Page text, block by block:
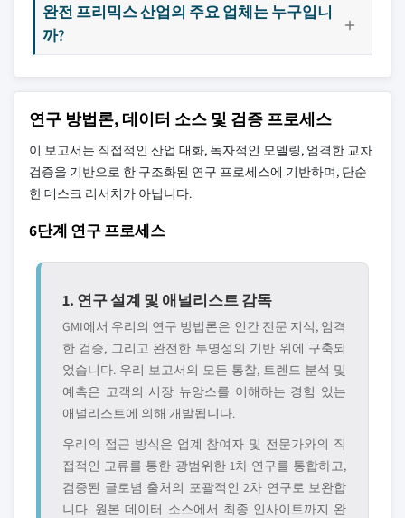
완전 프리믹스 산업의 주요 업체는 누구입니
까?
연구 방법론, 데이터 소스 및 검증 프로세스
이 보고서는 직접적인 산업 대화, 독자적인 모델링, 엄격한 교차
검증을 기반으로 한 구조화된 연구 프로세스에 기반하며, 단순
한 데스크 리서치가 아닙니다.
6단계 연구 프로세스
1. 연구 설계 및 애널리스트 감독
GMI에서 우리의 연구 방법론은 인간 전문 지식, 엄격
한 검증, 그리고 완전한 투명성의 기반 위에 구축되
었습니다. 우리 보고서의 모든 통찰, 트렌드 분석 및
예측은 고객의 시장 뉴앙스를 이해하는 경험 있는
애널리스트에 의해 개발됩니다.
우리의 접근 방식은 업계 참여자 및 전문가와의 직
접적인 교류를 통한 광범위한 1차 연구를 통합하고,
검증된 글로볌 출처의 포괄적인 2차 연구로 보완합
니다. 원본 데이터 소스에서 최종 인사이트까지 완